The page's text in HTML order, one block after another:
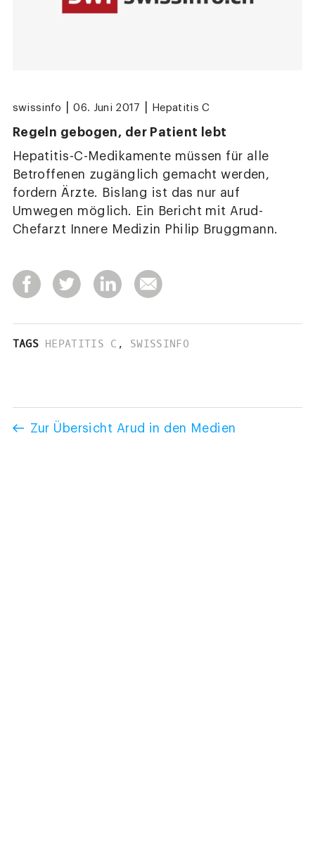
swissinfo 06. Juni 2017 Hepatitis C
Regeln gebogen, der Patient lebt
Hepatitis-C-Medikamente müssen für alle
Betroffenen zugänglich gemacht werden,
fordern Ärzte. Bislang ist das nur auf
Umwegen möglich. Ein Bericht mit Arud-
Chefarzt Innere Medizin Philip Bruggmann.
TAGS HEPATITIS C , SWISSINFO
Zur Übersicht Arud in den Medien